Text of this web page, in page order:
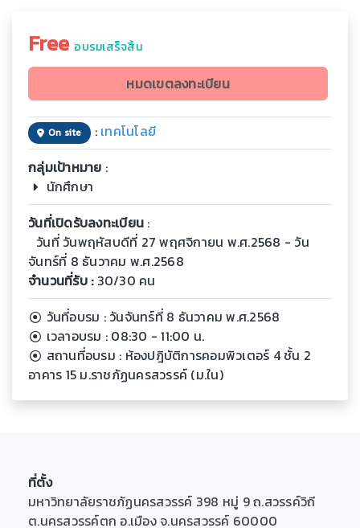
Free อบรมเสร็จสิ้น
หมดเขตลงทะเบียน
On site : เทคโนโลยี
กลุ่มเป้าหมาย :
นักศึกษา
วันที่เปิดรับลงทะเบียน :
วันที่ วันพฤหัสบดีที่ 27 พฤศจิกายน พ.ศ.2568 - วัน
จันทร์ที่ 8 ธันวาคม พ.ศ.2568
จำนวนที่รับ :30/30 คน
วันที่อบรม : วันจันทร์ที่ 8 ธันวาคม พ.ศ.2568
เวลาอบรม : 08:30 - 11:00 น.
สถานที่อบรม : ห้องปฎิบัติการคอมพิวเตอร์ 4 ชั้น 2
อาคาร 15 ม.ราชภัฏนครสวรรค์ (ม.ใน)
ที่ตั้ง
มหาวิทยาลัยราชภัฏนครสวรรค์ 398 หมู่ 9 ถ.สวรรค์วิถี
ต.นครสวรรค์ตก อ.เมือง จ.นครสวรรค์ 60000